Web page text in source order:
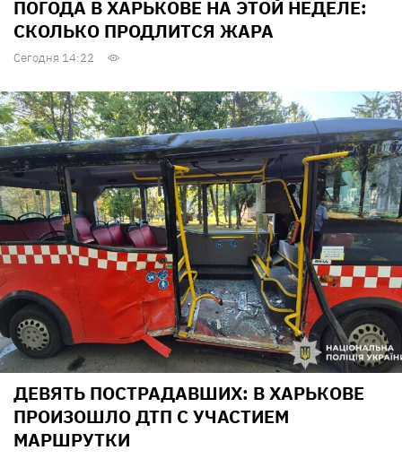
ПОГОДА В ХАРЬКОВЕ НА ЭТОЙ НЕДЕЛЕ:
СКОЛЬКО ПРОДЛИТСЯ ЖАРА
Сегодня 14:22
ДЕВЯТЬ ПОСТРАДАВШИХ: В ХАРЬКОВЕ
ПРОИЗОШЛО ДТП С УЧАСТИЕМ
МАРШРУТКИ